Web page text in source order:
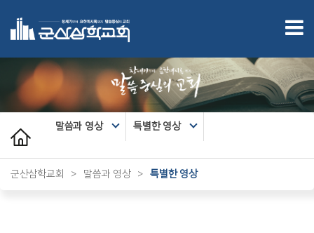
말씀과 영상 특별한 영상
군산삼학교회 > 말씀과 영상 > 특별한 영상